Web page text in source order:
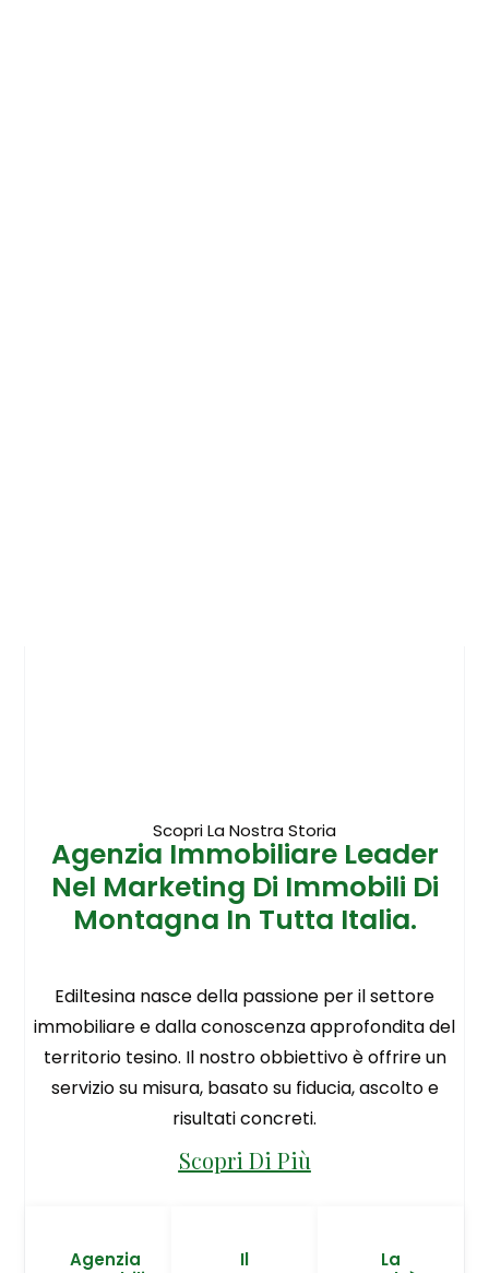
Scopri La Nostra Storia
Agenzia Immobiliare Leader
Nel Marketing Di Immobili Di
Montagna In Tutta Italia.
Ediltesina nasce della passione per il settore
immobiliare e dalla conoscenza approfondita del
territorio tesino. Il nostro obbiettivo è offrire un
servizio su misura, basato su fiducia, ascolto e
risultati concreti.
Scopri Di Più
Agenzia
Il
La